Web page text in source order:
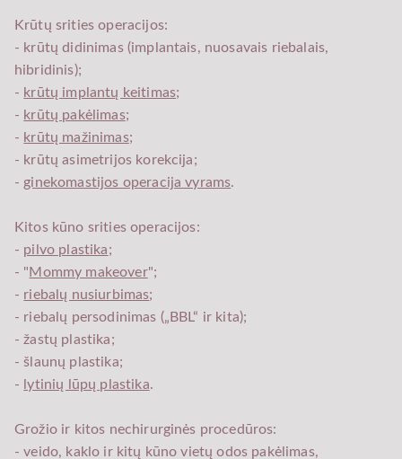
Krūtų srities operacijos:
- krūtų didinimas (implantais, nuosavais riebalais,
hibridinis);
- krūtų implantų keitimas;
- krūtų pakėlimas;
- krūtų mažinimas;
- krūtų asimetrijos korekcija;
- ginekomastijos operacija vyrams.
Kitos kūno srities operacijos:
- pilvo plastika;
- " Mommy makeover";
- riebalų nusiurbimas;
- riebalų persodinimas („BBL“ ir kita);
- žastų plastika;
- šlaunų plastika;
- lytinių lūpų plastika.
Grožio ir kitos nechirurginės procedūros:
- veido, kaklo ir kitų kūno vietų odos pakėlimas,